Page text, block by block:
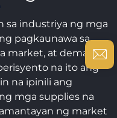
sa industriya ng mga
pagkaunawa sa
market, at demand
na ito ang
na ipinili ang
mga supplies na
ng market